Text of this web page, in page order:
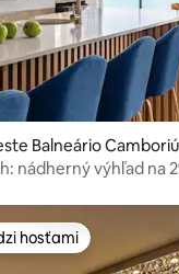
Balneário Camboriú
nádherný výhľad na
hosťami
hosťami